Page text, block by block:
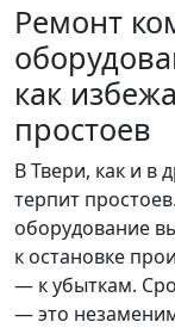
Ремонт
как
простоев
В Твери, как и в
терпит
оборудование
к остановке
— к убыткам.
— это